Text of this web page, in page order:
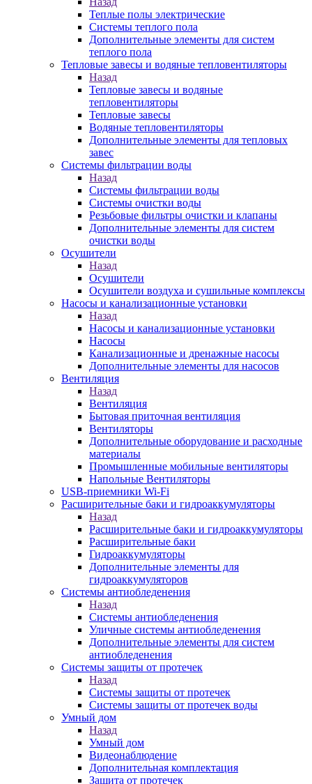
Теплые полы электрические
Системы теплого пола
Дополнительные элементы для систем
теплого пола
Тепловые завесы и водяные тепловентиляторы
Назад
Тепловые завесы и водяные
тепловентиляторы
Тепловые завесы
Водяные тепловентиляторы
Дополнительные элементы для тепловых
завес
Системы фильтрации воды
Назад
Системы фильтрации воды
Системы очистки воды
Резьбовые фильтры очистки и клапаны
Дополнительные элементы для систем
очистки воды
Осушители
Назад
Осушители
Осушители воздуха и сушильные комплексы
Насосы и канализационные установки
Назад
Насосы и канализационные установки
Насосы
Канализационные и дренажные насосы
Дополнительные элементы для насосов
Вентиляция
Назад
Вентиляция
Бытовая приточная вентиляция
Вентиляторы
Дополнительные оборудование и расходные
материалы
Промышленные мобильные вентиляторы
Напольные Вентиляторы
USB-приемники Wi-Fi
Расширительные баки и гидроаккумуляторы
Назад
Расширительные баки и гидроаккумуляторы
Расширительные баки
Гидроаккумуляторы
Дополнительные элементы для
гидроаккумуляторов
Системы антиобледенения
Назад
Системы антиобледенения
Уличные системы антиобледенения
Дополнительные элементы для систем
антиобледенения
Системы защиты от протечек
Назад
Системы защиты от протечек
Системы защиты от протечек воды
Умный дом
Назад
Умный дом
Видеонаблюдение
Дополнительная комплектация
Защита от протечек